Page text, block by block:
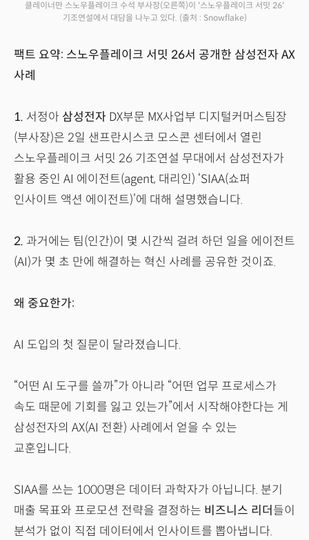
클레이너만 스노우플레이크 수석 부사장(오른쪽)이 '스노우플레이크 서밋 26'
기조연설에서 대담을 나누고 있다. (출처 : Snowflake)
팩트 요약: 스노우플레이크 서밋 26서 공개한 삼성전자 AX
사례
1. 서정아 삼성전자 DX부문 MX사업부 디지털커머스팀장
(부사장)은 2일 샌프란시스코 모스콘 센터에서 열린
스노우플레이크 서밋 26 기조연설 무대에서 삼성전자가
활용 중인 AI 에이전트(agent, 대리인) ‘SIAA(쇼퍼
인사이트 액션 에이전트)’에 대해 설명했습니다.
2. 과거에는 팀(인간)이 몇 시간씩 걸려 하던 일을 에이전트
(AI)가 몇 초 만에 해결하는 혁신 사례를 공유한 것이죠.
왜 중요한가:
AI 도입의 첫 질문이 달라졌습니다.
“어떤 AI 도구를 쓸까”가 아니라 “어떤 업무 프로세스가
속도 때문에 기회를 잃고 있는가”에서 시작해야한다는 게
삼성전자의 AX(AI 전환) 사례에서 얻을 수 있는
교훈입니다.
SIAA를 쓰는 1000명은 데이터 과학자가 아닙니다. 분기
매출 목표와 프로모션 전략을 결정하는 비즈니스 리더 들이
분석가 없이 직접 데이터에서 인사이트를 뽑아냅니다.